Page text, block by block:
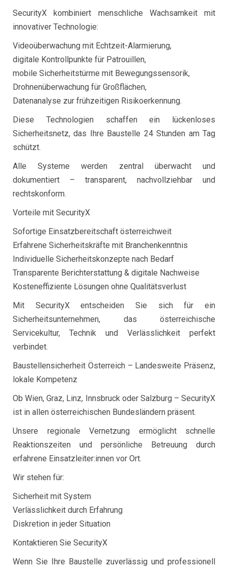
SecurityX kombiniert menschliche Wachsamkeit mit
innovativer Technologie:
Videoüberwachung mit Echtzeit-Alarmierung,
digitale Kontrollpunkte für Patrouillen,
mobile Sicherheitstürme mit Bewegungssensorik,
Drohnenüberwachung für Großflächen,
Datenanalyse zur frühzeitigen Risikoerkennung.
Diese Technologien schaffen ein lückenloses
Sicherheitsnetz, das Ihre Baustelle 24 Stunden am Tag
schützt.
Alle Systeme werden zentral überwacht und
dokumentiert – transparent, nachvollziehbar und
rechtskonform.
Vorteile mit SecurityX
Sofortige Einsatzbereitschaft österreichweit
Erfahrene Sicherheitskräfte mit Branchenkenntnis
Individuelle Sicherheitskonzepte nach Bedarf
Transparente Berichterstattung & digitale Nachweise
Kosteneffiziente Lösungen ohne Qualitätsverlust
Mit SecurityX entscheiden Sie sich für ein
Sicherheitsunternehmen, das österreichische
Servicekultur, Technik und Verlässlichkeit perfekt
verbindet.
Baustellensicherheit Österreich – Landesweite Präsenz,
lokale Kompetenz
Ob Wien, Graz, Linz, Innsbruck oder Salzburg – SecurityX
ist in allen österreichischen Bundesländern präsent.
Unsere regionale Vernetzung ermöglicht schnelle
Reaktionszeiten und persönliche Betreuung durch
erfahrene Einsatzleiter:innen vor Ort.
Wir stehen für:
Sicherheit mit System
Verlässlichkeit durch Erfahrung
Diskretion in jeder Situation
Kontaktieren Sie SecurityX
Wenn Sie Ihre Baustelle zuverlässig und professionell